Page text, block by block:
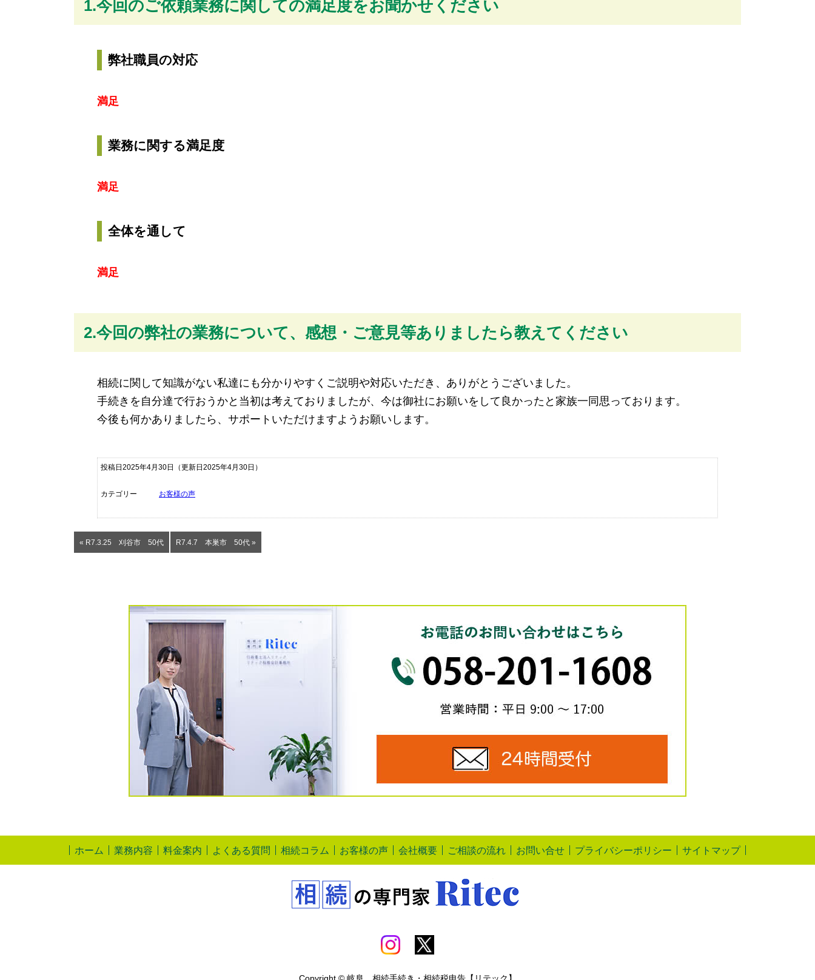
1.今回のご依頼業務に関しての満足度をお聞かせください
弊社職員の対応
満足
業務に関する満足度
満足
全体を通して
満足
2.今回の弊社の業務について、感想・ご意見等ありましたら教えてください
相続に関して知識がない私達にも分かりやすくご説明や対応いただき、ありがとうございました。
手続きを自分達で行おうかと当初は考えておりましたが、今は御社にお願いをして良かったと家族一同思っております。
今後も何かありましたら、サポートいただけますようお願いします。
投稿日2025年4月30日 （更新日2025年4月30日）
カテゴリー お客様の声
« R7.3.25 刈谷市 50代 R7.4.7 本巣市 50代 »
ホーム 業務内容 料金案内 よくある質問 相続コラム お客様の声 会社概要 ご相談の流れ お問い合せ プライバシーポリシー サイトマップ